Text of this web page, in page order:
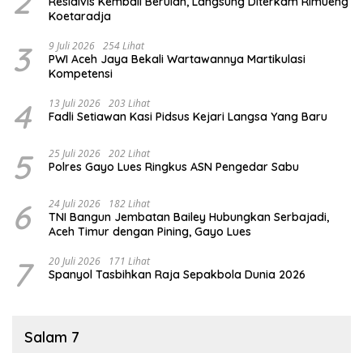
Koetaradja
3 9 Juli 2026 254 Lihat
PWI Aceh Jaya Bekali Wartawannya Martikulasi
Kompetensi
4 13 Juli 2026 203 Lihat
Fadli Setiawan Kasi Pidsus Kejari Langsa Yang Baru
5 25 Juli 2026 202 Lihat
Polres Gayo Lues Ringkus ASN Pengedar Sabu
6 24 Juli 2026 182 Lihat
TNI Bangun Jembatan Bailey Hubungkan Serbajadi,
Aceh Timur dengan Pining, Gayo Lues
7 20 Juli 2026 171 Lihat
Spanyol Tasbihkan Raja Sepakbola Dunia 2026
Salam 7